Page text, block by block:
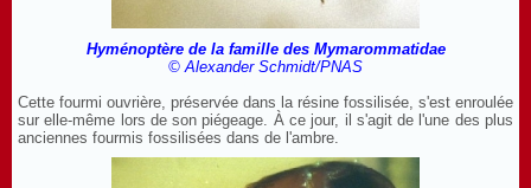
Hyménoptère de la famille des Mymarommatidae
© Alexander Schmidt/PNAS
Cette fourmi ouvrière, préservée dans la résine fossilisée, s'est enroulée
sur elle-même lors de son piégeage. À ce jour, il s'agit de l'une des plus
anciennes fourmis fossilisées dans de l'ambre.